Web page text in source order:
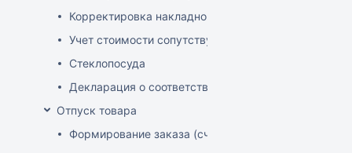
Корректировка накладной (РФ)
Учет стоимости сопутствующих услуг в приходе
Стеклопосуда
Декларация о соответствии
Отпуск товара
Формирование заказа (счета-фактуры)